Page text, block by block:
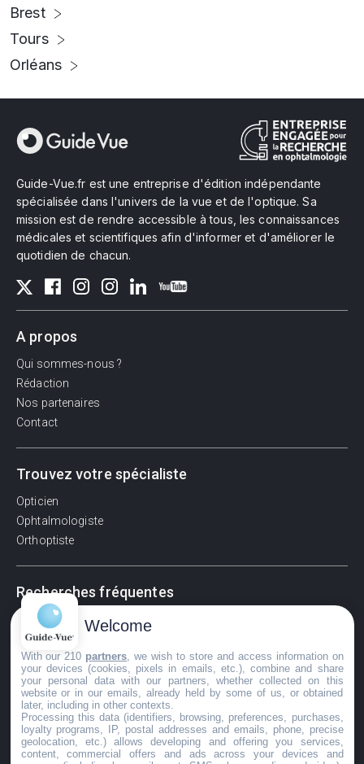
Brest
Tours
Orléans
Guide-Vue.fr est une entreprise d'édition indépendante
spécialisée dans l'univers de la vue et de l'optique. Sa
mission est de rendre accessible à tous, les connaissances
médicales et scientifiques afin d'informer et d'améliorer le
quotidien de chacun.
A propos
Qui sommes-nous ?
Rédaction
Nos partenaires
Contact
Trouvez votre spécialiste
Opticien
Ophtalmologiste
Orthoptiste
Recherches fréquentes
Pathologies adultes
Signes d'une urgence ophtalmologique
La vision
Acuité visuelle
Myosis / mydriase
Œdème oculaire
Welcome
With our 210 partners , we wish to store and access information on
your devices (cookies, pixels in emails, etc.), combine and share
your personal data with our partners, whether collected on this
website or in our emails, already held by some of us, or obtained
later, including in other contexts.
Processing this data (identifiers, browsing, preferences, purchases,
loyalty programs, IP, postal addresses and emails, phone, precise
geolocation, etc.) allows developing and offering you services,
content, commercial offers and ads across your devices and